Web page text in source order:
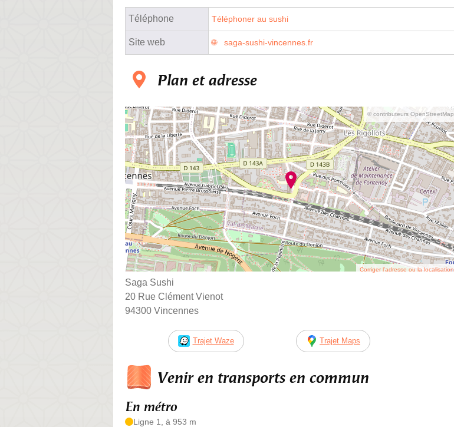
Téléphone Téléphoner au sushi
Site web saga-sushi-vincennes.fr
Plan et adresse
© contributeurs OpenStreetMap
Corriger l’adresse ou la localisation
Saga Sushi
20 Rue Clément Vienot
94300 Vincennes
Trajet Waze Trajet Maps
Venir en transports en commun
En métro
Ligne 1, à 953 m